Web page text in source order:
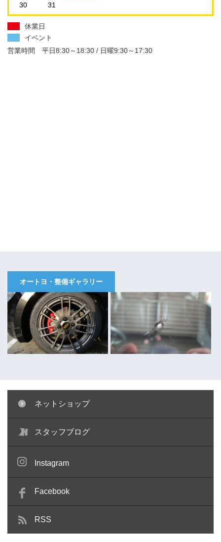
30 31
休業日
イベント
オートヨ・整備ギャラリー
キャリパー塗装 ～コペン～
ネットショップ
スタッフブログ
Instagram
Facebook
RSS